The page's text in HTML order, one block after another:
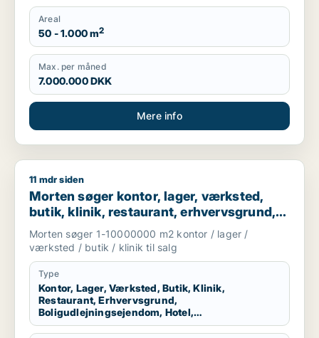
Areal
50 - 1.000 m2
Max. per måned
7.000.000 DKK
Mere info
Morten søger kontor, lager, værksted, butik, klinik,
11 mdr siden
Morten søger kontor, lager, værksted,
butik, klinik, restaurant, erhvervsgrund,
boligudlejningsejendom, hotel eller
produktionslokaler til salg i Region
Nordjylland
Morten søger 1-10000000 m2 kontor / lager /
værksted / butik / klinik til salg
Type
Kontor, Lager, Værksted, Butik, Klinik,
Restaurant, Erhvervsgrund,
Boligudlejningsejendom, Hotel,
Produktionslokaler